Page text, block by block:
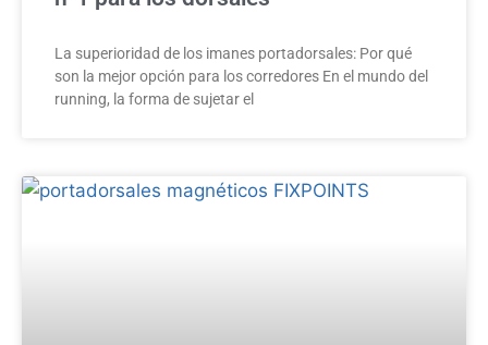
La superioridad de los imanes portadorsales: Por qué
son la mejor opción para los corredores En el mundo del
running, la forma de sujetar el